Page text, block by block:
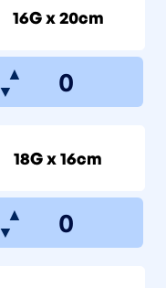
16G x 20cm
▲
▼
18G x 16cm
▲
▼